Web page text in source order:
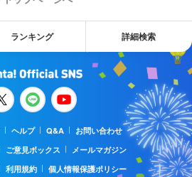
ランキング 詳細検索
ヘルプ Q&A
お問い合わせ
ご意見ボックス
メールマガジン
利用規約 個人情報保護ポリシー